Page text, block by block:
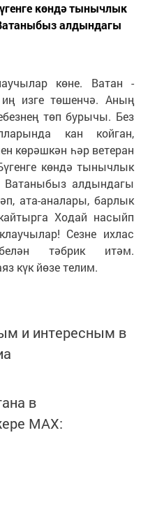
көндә тынычлык
алдындагы
көне. Ватан -
изге төшенчә. Аның
төп бурычы. Без
кан койган,
көрәшкән һәр ветеран
көндә тынычлык
Ватаныбыз алдындагы
ата-аналары, барлык
Ходай насыйп
Сезне ихлас
тәбрик итәм.
күк йөзе телим.
и интересным в
в
MАХ: